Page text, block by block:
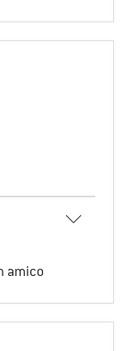
amico